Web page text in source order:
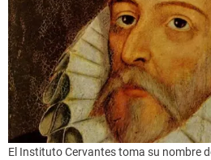
El Instituto Cervantes toma su nombre